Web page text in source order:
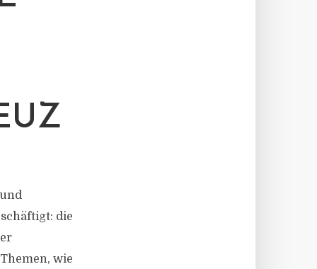
die
wie